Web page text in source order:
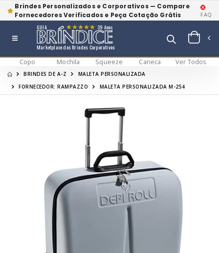
Brindes Personalizados e Corporativos — Compare
Fornecedores Verificados e Peça Cotação Grátis
FAQ
Marketplace dos Brindes Corporativos
GUIA 39 Anos
Copo Mochila Squeeze Caneca Ver Todos
BRINDES DE A-Z
MALETA PERSONALIZADA
FORNECEDOR: RAMPAZZO
MALETA PERSONALIZADA M-254